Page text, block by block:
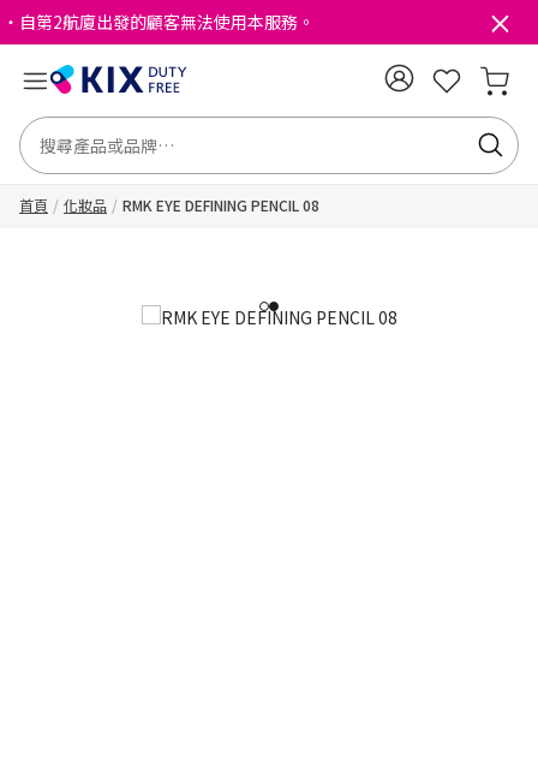
・自第2航廈出發的顧客無法使用本服務。
首頁 化妝品 RMK EYE DEFINING PENCIL 08
12